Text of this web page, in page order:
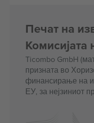
Печат на
Комисијата
Ticombo GmbH
призната во
финансирање на
ЕУ, за нејзиниот